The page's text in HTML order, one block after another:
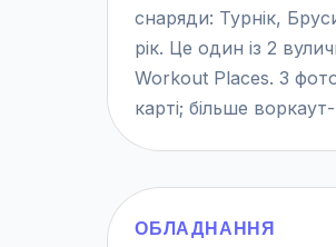
снаряди: Турнік,
рік. Це один із 2
Workout Places. 3
карті; більше
ОБЛАДНАННЯ